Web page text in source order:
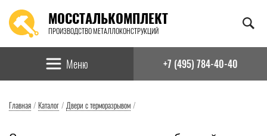
МОССТАЛЬКОМПЛЕКТ
ПРОИЗВОДСТВО МЕТАЛЛОКОНСТРУКЦИЙ
Найти:
Меню +7 (495) 784-40-40
Главная / Каталог / Двери с терморазрывом /